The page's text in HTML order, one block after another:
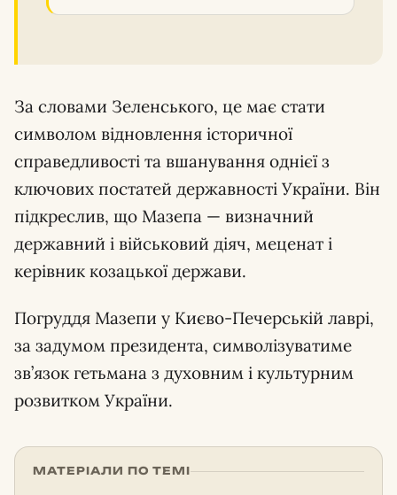
За словами Зеленського, це має стати
символом відновлення історичної
справедливості та вшанування однієї з
ключових постатей державності України. Він
підкреслив, що Мазепа — визначний
державний і військовий діяч, меценат і
керівник козацької держави.
Погруддя Мазепи у Києво-Печерській лаврі,
за задумом президента, символізуватиме
зв’язок гетьмана з духовним і культурним
розвитком України.
МАТЕРІАЛИ ПО ТЕМІ